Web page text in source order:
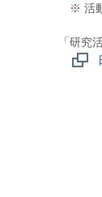
※ 活動
「研究